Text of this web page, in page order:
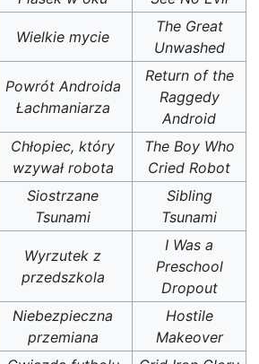
Wielkie mycie
The Great
Unwashed
Powrót Androida
Łachmaniarza
Return of the
Raggedy
Android
Chłopiec, który
wzywał robota
The Boy Who
Cried Robot
Siostrzane
Tsunami
Sibling
Tsunami
Wyrzutek z
przedszkola
I Was a
Preschool
Dropout
Niebezpieczna
przemiana
Hostile
Makeover